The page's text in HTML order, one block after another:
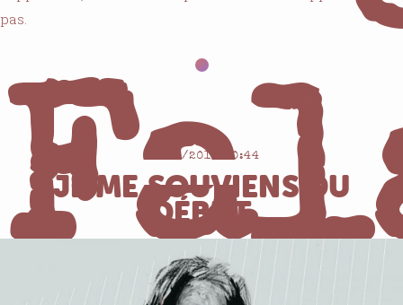
pas.
04/12/2016 20:44
JE ME SOUVIENS DU
DÉBUT